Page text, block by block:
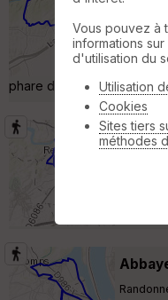
Vélo
Un
phare dans le gard pour
Vous pouvez à
informations
d'utilisation du
Utilisation
Cookies
Sites tiers
méthodes